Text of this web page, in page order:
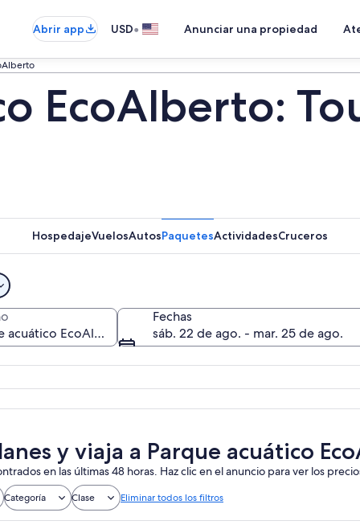
Abrir app USD• Anunciar una propiedad
EcoAlberto:
HospedajeVuelosAutosPaquetesActividadesCruceros
Fechas
sáb. 22 de ago. - mar. 25 de ago.
y viaja a Parque acuático
en las últimas 48 horas. Haz clic en el anuncio para ver los
Categoría Clase Eliminar todos los filtros